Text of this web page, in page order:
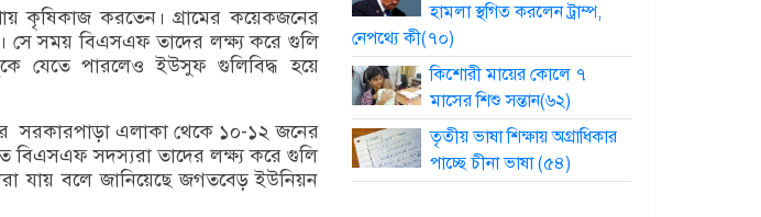
কৃষিকাজ করতেন। গ্রামের কয়েকজনের
সে সময় বিএসএফ তাদের লক্ষ্য করে গুলি
যেতে পারলেও ইউসুফ গুলিবিদ্ধ হয়ে
সরকারপাড়া এলাকা থেকে ১০-১২ জনের
বিএসএফ সদস্যরা তাদের লক্ষ্য করে গুলি
যায় বলে জানিয়েছে জগতবেড় ইউনিয়ন
হামলা স্থগিত করলেন ট্রাম্প,
নেপথ্যে কী(৭০)
কিশোরী মায়ের কোলে ৭
মাসের শিশু সন্তান(৬২)
তৃতীয় ভাষা শিক্ষায় অগ্রাধিকার
পাচ্ছে চীনা ভাষা (৫৪)